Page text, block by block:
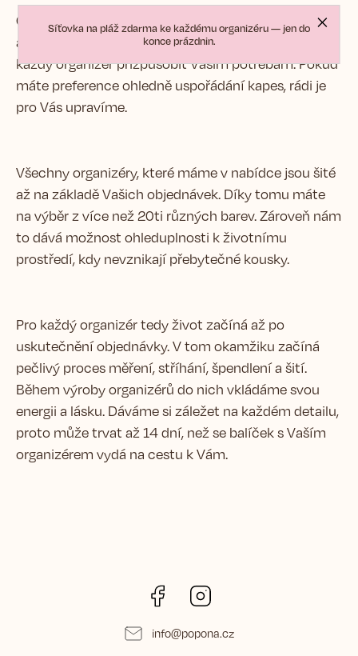
Síťovka na pláž zdarma ke každému organizéru — jen do
konce prázdnin.
Organizéry pro Vás navrhujeme a šijeme v našem
ateliéru v Praze. Vlastní ruční výroba nám umožňuje
každý organizér přizpůsobit Vašim potřebám. Pokud
máte preference ohledně uspořádání kapes, rádi je
pro Vás upravíme.
Všechny organizéry, které máme v nabídce jsou šité
až na základě Vašich objednávek. Díky tomu máte
na výběr z více než 20ti různých barev. Zároveň nám
to dává možnost ohleduplnosti k životnímu
prostředí, kdy nevznikají přebytečné kousky.
Pro každý organizér tedy život začíná až po
uskutečnění objednávky. V tom okamžiku začíná
pečlivý proces měření, stříhání, špendlení a šití.
Během výroby organizérů do nich vkládáme svou
energii a lásku. Dáváme si záležet na každém detailu,
proto může trvat až 14 dní, než se balíček s Vaším
organizérem vydá na cestu k Vám.
Facebook
info@popona.cz